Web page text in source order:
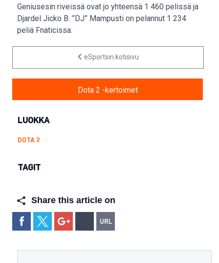
Geniusesin riveissä ovat jo yhteensä 1 460 pelissä ja
Djardel Jicko B. ”DJ” Mampusti on pelannut 1 234
peliä Fnaticissa.
eSportsin kotisivu
Dota 2 -kertoimet
LUOKKA
DOTA 2
TAGIT
Share this article on